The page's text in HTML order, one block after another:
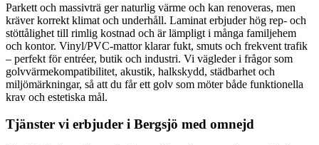
Parkett och massivträ ger naturlig värme och kan renoveras, men
kräver korrekt klimat och underhåll. Laminat erbjuder hög rep- och
stöttålighet till rimlig kostnad och är lämpligt i många familjehem
och kontor. Vinyl/PVC-mattor klarar fukt, smuts och frekvent trafik
– perfekt för entréer, butik och industri. Vi vägleder i frågor som
golvvärmekompatibilitet, akustik, halkskydd, städbarhet och
miljömärkningar, så att du får ett golv som möter både funktionella
krav och estetiska mål.
Tjänster vi erbjuder i Bergsjö med omnejd